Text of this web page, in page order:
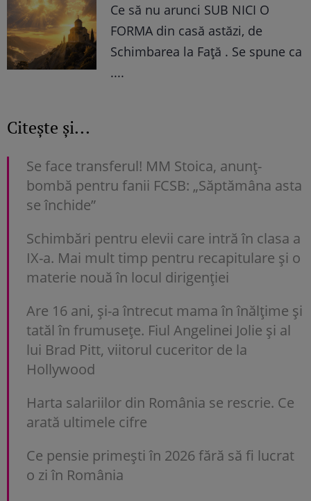
Ce să nu arunci SUB NICI O
FORMA din casă astăzi, de
Schimbarea la Față . Se spune ca
....
Citește și...
Se face transferul! MM Stoica, anunț-
bombă pentru fanii FCSB: „Săptămâna asta
se închide”
Schimbări pentru elevii care intră în clasa a
IX-a. Mai mult timp pentru recapitulare și o
materie nouă în locul dirigenției
Are 16 ani, și-a întrecut mama în înălțime și
tatăl în frumusețe. Fiul Angelinei Jolie și al
lui Brad Pitt, viitorul cuceritor de la
Hollywood
Harta salariilor din România se rescrie. Ce
arată ultimele cifre
Ce pensie primești în 2026 fără să fi lucrat
o zi în România